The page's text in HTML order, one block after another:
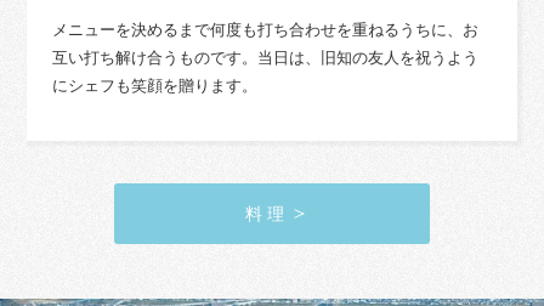
メニューを決めるまで何度も打ち合わせを重ねるうちに、お
互い打ち解け合うものです。当日は、旧知の友人を祝うよう
にシェフも笑顔を贈ります。
料 理